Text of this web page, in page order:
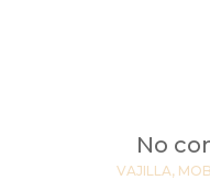
No
VAJILLA,